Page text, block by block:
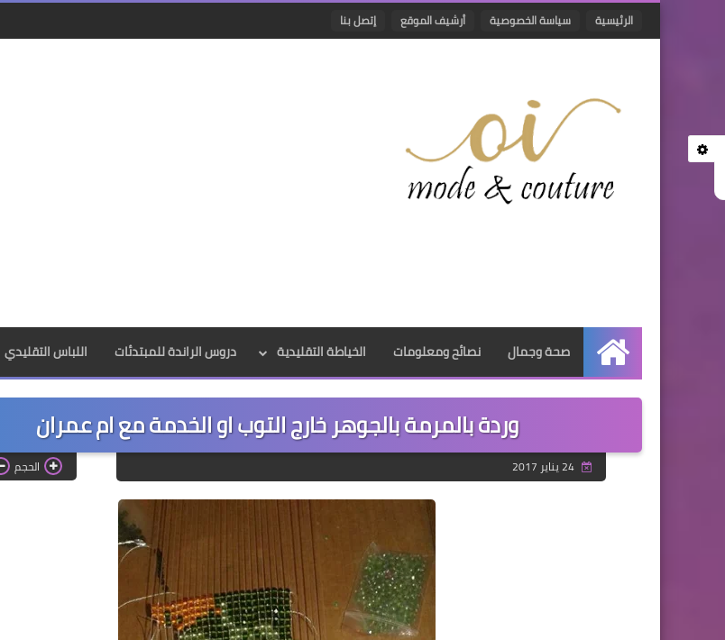
الرئيسية سياسة الخصوصية أرشيف الموقع إتصل بنا
الرئيسية
صحة وجمال نصائح ومعلومات الخياطة التقليدية دروس الراندة للمبتدئات اللباس التقليدي
وردة بالمرمة بالجوهر خارج التوب او الخدمة مع ام عمران
24 يناير 2017 الحجم